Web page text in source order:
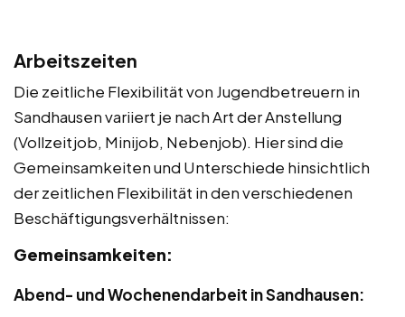
Arbeitszeiten
Die zeitliche Flexibilität von Jugendbetreuern in
Sandhausen variiert je nach Art der Anstellung
(Vollzeitjob, Minijob, Nebenjob). Hier sind die
Gemeinsamkeiten und Unterschiede hinsichtlich
der zeitlichen Flexibilität in den verschiedenen
Beschäftigungsverhältnissen:
Gemeinsamkeiten:
Abend- und Wochenendarbeit in Sandhausen: